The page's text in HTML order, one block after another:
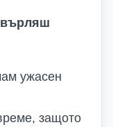
ужасен
защото